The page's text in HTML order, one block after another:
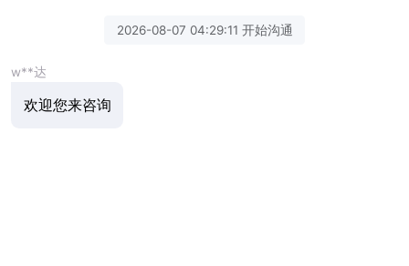
2026-08-07 04:29:11 开始沟通
w**达
欢迎您来咨询